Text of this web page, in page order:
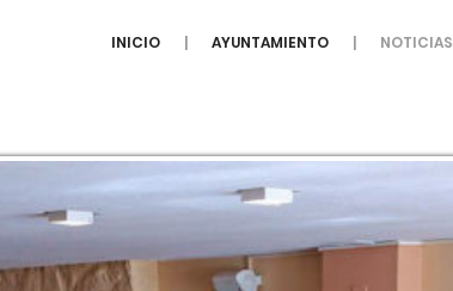
INICIO AYUNTAMIENTO NOTICIAS